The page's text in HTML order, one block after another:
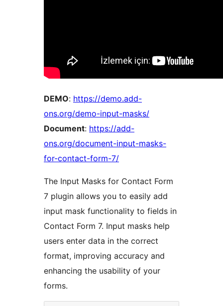
DEMO: https://demo.add-
ons.org/demo-input-masks/
Document: https://add-
ons.org/document-input-masks-
for-contact-form-7/
The Input Masks for Contact Form
7 plugin allows you to easily add
input mask functionality to fields in
Contact Form 7. Input masks help
users enter data in the correct
format, improving accuracy and
enhancing the usability of your
forms.